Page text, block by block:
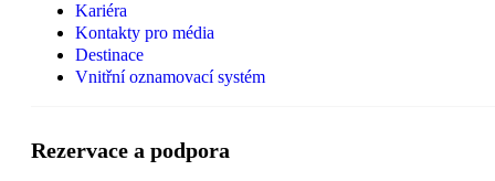
Kariéra
Kontakty pro média
Destinace
Vnitřní oznamovací systém
Rezervace a podpora